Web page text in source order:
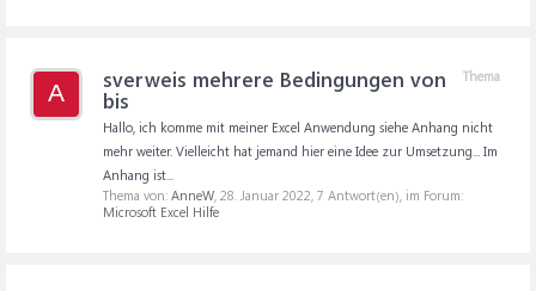
A
Thema
sverweis mehrere Bedingungen von
bis
Hallo, ich komme mit meiner Excel Anwendung siehe Anhang nicht
mehr weiter. Vielleicht hat jemand hier eine Idee zur Umsetzung... Im
Anhang ist...
Thema von: AnneW, 28. Januar 2022, 7 Antwort(en), im Forum:
Microsoft Excel Hilfe